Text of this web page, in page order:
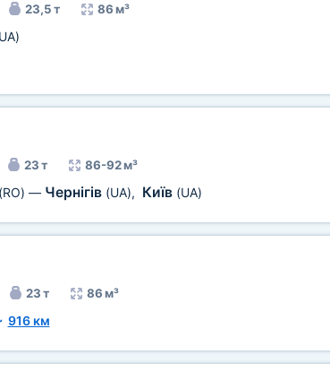
23,5 т 86 м³
23 т 86-92 м³
(RO) — Чернігів (UA), Київ (UA)
23 т 86 м³
916 км